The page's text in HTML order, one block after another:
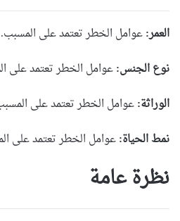
العمر:عوامل الخطر تعتمد على المسبب.
نوع الجنس:عوامل الخطر تعتمد على
الوراثة:عوامل الخطر تعتمد على
نمط الحياة:عوامل الخطر تعتمد على
نظرة عامة